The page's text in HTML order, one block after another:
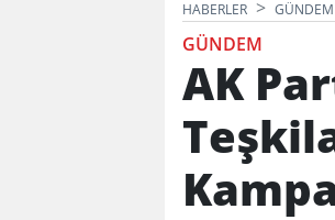
HABERLER GÜNDEM
GÜNDEM
AK